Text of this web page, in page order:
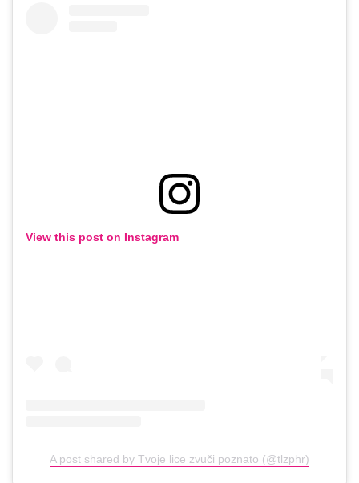
View this post on Instagram
A post shared by Tvoje lice zvuči poznato (@tlzphr)